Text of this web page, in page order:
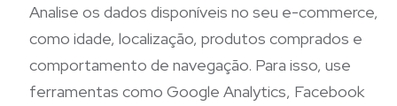
Analise os dados disponíveis no seu e-commerce,
como idade, localização, produtos comprados e
comportamento de navegação. Para isso, use
ferramentas como Google Analytics, Facebook